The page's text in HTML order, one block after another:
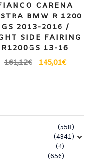
CARENA
BMW R 1200
GS 2013-2016 /
SIDE FAIRING
R1200GS 13-16
161,12€ 145,01€
(558)
(4841)
(4)
(656)